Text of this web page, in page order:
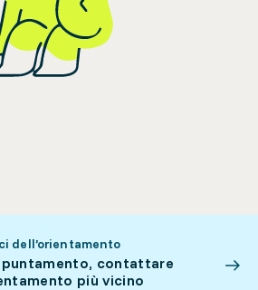
dell’orientamento
contattare
più vicino